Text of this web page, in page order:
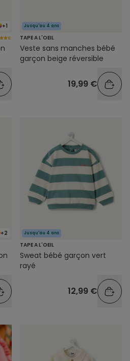
+1
Jusqu'au 4 ans
TAPE A L'OEIL
Veste sans manches bébé
garçon beige réversible
19,99 €
+2 Jusqu'au 4 ans
TAPE A L'OEIL
Sweat bébé garçon vert
rayé
12,99 €